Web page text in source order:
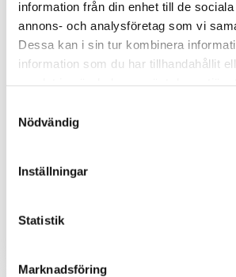
information från din enhet till de
annons- och analysföretag som vi
Dessa kan i sin tur kombinera
information som du har tillhandahållit
Nödvändig
Inställningar
Statistik
Marknadsföring
Gaslarm koldioxid CO2
Gaslarm/Gasdetektor CO2
0-